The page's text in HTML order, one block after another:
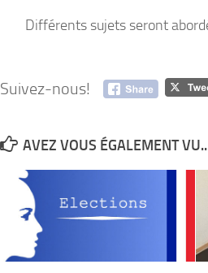
Différents sujets seront
Suivez-nous!
AVEZ VOUS ÉGALEMENT